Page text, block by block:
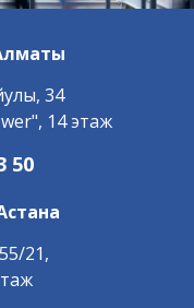
34
14 этаж
50
21,